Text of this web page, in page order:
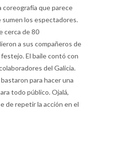
coreografía que parece
sumen los espectadores.
cerca de 80
a sus compañeros de
El baile contó con
del Galicia.
para hacer una
todo público. Ojalá,
de repetir la acción en el